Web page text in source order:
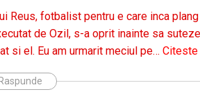
Reus, fotbalist pentru e care inca
de Ozil, s-a oprit inainte sa
si el. Eu am urmarit meciul pe…Citeste